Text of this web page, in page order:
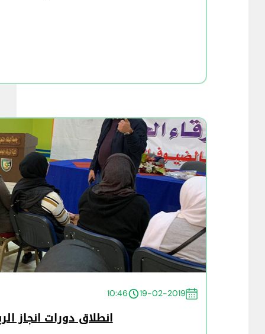
19-02-2019
10:46
انطلاق دورات انجاز